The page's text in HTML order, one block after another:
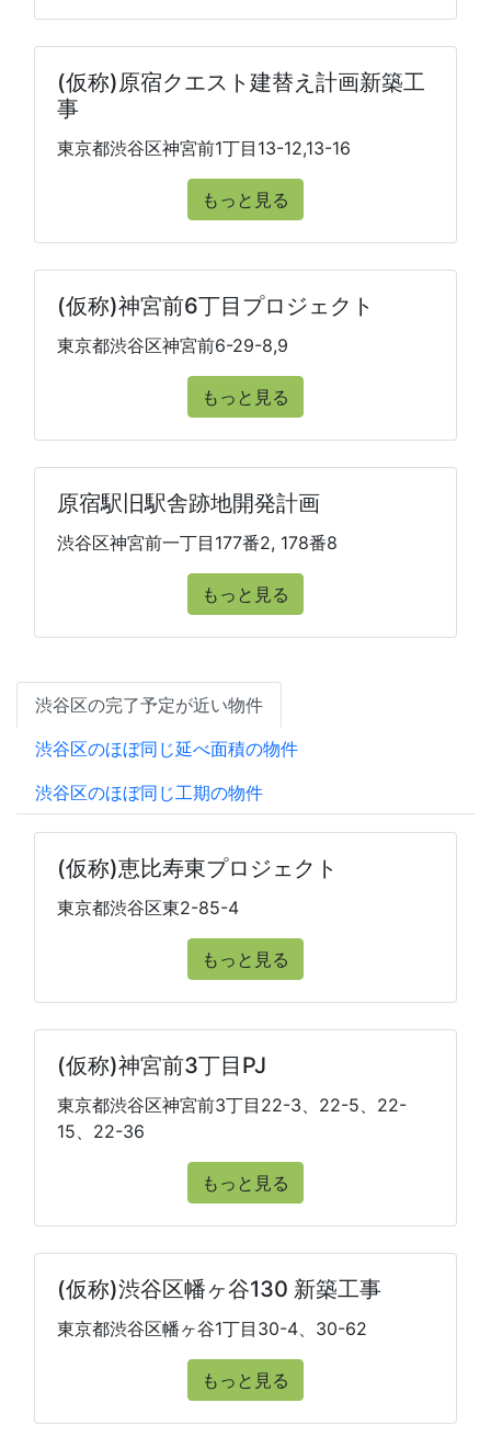
(仮称)原宿クエスト建替え計画新築工
事
東京都渋谷区神宮前1丁目13-12,13-16
もっと見る
(仮称)神宮前6丁目プロジェクト
東京都渋谷区神宮前6-29-8,9
もっと見る
原宿駅旧駅舎跡地開発計画
渋谷区神宮前一丁目177番2, 178番8
もっと見る
渋谷区の完了予定が近い物件
渋谷区のほぼ同じ延べ面積の物件
渋谷区のほぼ同じ工期の物件
(仮称)恵比寿東プロジェクト
東京都渋谷区東2-85-4
もっと見る
(仮称)神宮前3丁目PJ
東京都渋谷区神宮前3丁目22-3、22-5、22-
15、22-36
もっと見る
(仮称)渋谷区幡ヶ谷130 新築工事
東京都渋谷区幡ヶ谷1丁目30-4、30-62
もっと見る